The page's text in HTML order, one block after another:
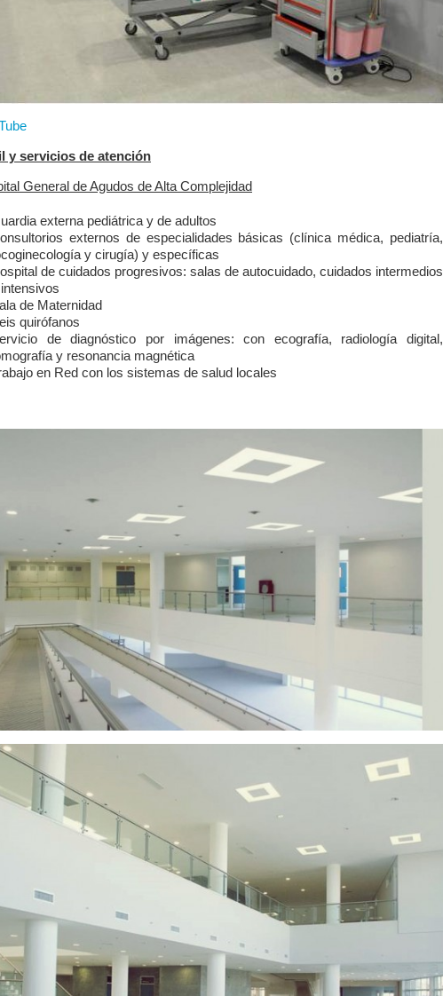
y servicios de atención
General de Agudos de Alta Complejidad
externa pediátrica y de adultos
externos de especialidades básicas (clínica médica, pediatría,
y cirugía) y específicas
de cuidados progresivos: salas de autocuidado, cuidados intermedios
de Maternidad
quirófanos
de diagnóstico por imágenes: con ecografía, radiología digital,
y resonancia magnética
en Red con los sistemas de salud locales